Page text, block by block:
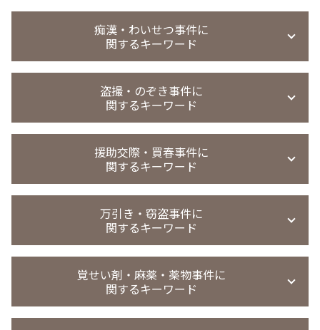
傷害事件 当たり屋
傷害事件 罰金
傷害罪 執行猶予
過失傷害 傷害 違い
傷害事件 懲役
傷害事件 相手弁護士
精神的苦痛 傷害罪
暴行事件 被害届 流れ
暴行事件 不起訴
暴行事件 示談金
傷害事件 慰謝料
暴行事件 慰謝料請求
傷害事件 慰謝料 相場 全治1週間
暴行罪 警察 動かない
恐喝未遂 刑罰
恐喝事件
恐喝事件 無罪
恐喝事件 示談金
恐喝罪 強盗罪
恐喝事件 懲役
恐喝事件 執行猶予
恐喝 弁護士 相談
恐喝 犯罪
恐喝事件 裁判
恐喝 逮捕
恐喝 弁護士
痴漢・わいせつ事件に
関するキーワード
迷惑行為防止条例違反 家庭裁判所 処分
強制わいせつ罪 医者
強制わいせつ 示談
迷惑行為防止条例違反 被害届取下げ
迷惑行為防止条例違反 少年事件
不同意性交等罪 証拠
強制わいせつ 罰条
強制わいせつ 慰謝料請求
強制わいせつ 不起訴
強制わいせつ 罰則
強制わいせつ 示談金
強制わいせつ罪 示談金
痴漢冤罪 弁護士
盗撮・のぞき事件に
関するキーワード
盗撮 懲戒処分
盗撮 罰金刑
盗撮 懲戒解雇
のぞき事件
盗撮 罰金刑 相場
援助交際・買春事件に
関するキーワード
買春 法律違反
援助交際 罪
買春防止法 条例
買春 違法性
万引き・窃盗事件に
関するキーワード
窃盗事件 裁判
刑罰 過料 違い
窃盗 時効
覚せい剤・麻薬・薬物事件に
関するキーワード